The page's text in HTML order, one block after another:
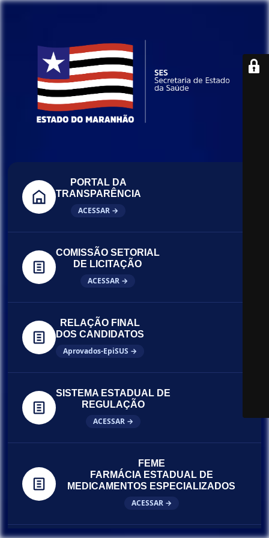
PORTAL DA
TRANSPARÊNCIA
ACESSAR →
COMISSÃO SETORIAL
DE LICITAÇÃO
ACESSAR →
RELAÇÃO FINAL
DOS CANDIDATOS
Aprovados-EpiSUS →
SISTEMA ESTADUAL DE
REGULAÇÃO
ACESSAR →
FEME
FARMÁCIA ESTADUAL DE
MEDICAMENTOS ESPECIALIZADOS
ACESSAR →